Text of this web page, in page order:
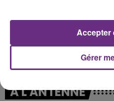
Four To The Floor
A L'ANTENNE
Gérer
Accepter